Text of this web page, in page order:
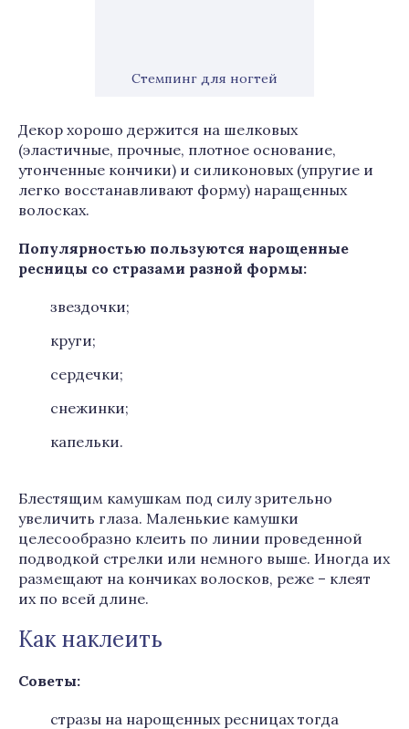
Стемпинг для ногтей
Декор хорошо держится на шелковых
(эластичные, прочные, плотное основание,
утонченные кончики) и силиконовых (упругие и
легко восстанавливают форму) наращенных
волосках.
Популярностью пользуются нарощенные
ресницы со стразами разной формы:
звездочки;
круги;
сердечки;
снежинки;
капельки.
Блестящим камушкам под силу зрительно
увеличить глаза. Маленькие камушки
целесообразно клеить по линии проведенной
подводкой стрелки или немного выше. Иногда их
размещают на кончиках волосков, реже – клеят
их по всей длине.
Как наклеить
Советы:
стразы на нарощенных ресницах тогда